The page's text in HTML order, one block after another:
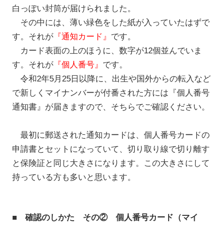
白っぽい封筒が届けられました。
その中には、薄い緑色をした紙が入っていたはずで
す。それが 『通知カード』 です。
カード表面の上のほうに、数字が12個並んでいま
す。それが 『個人番号』 です。
令和2年5月25日以降に、出生や国外からの転入など
で新しくマイナンバーが付番された方には『個人番号
通知書』が届きますので、そちらでご確認ください。
最初に郵送された通知カードは、個人番号カードの
申請書とセットになっていて、切り取り線で切り離す
と保険証と同じ大きさになります。この大きさにして
持っている方も多いと思います。
■ 確認のしかた その② 個人番号カード（マイ